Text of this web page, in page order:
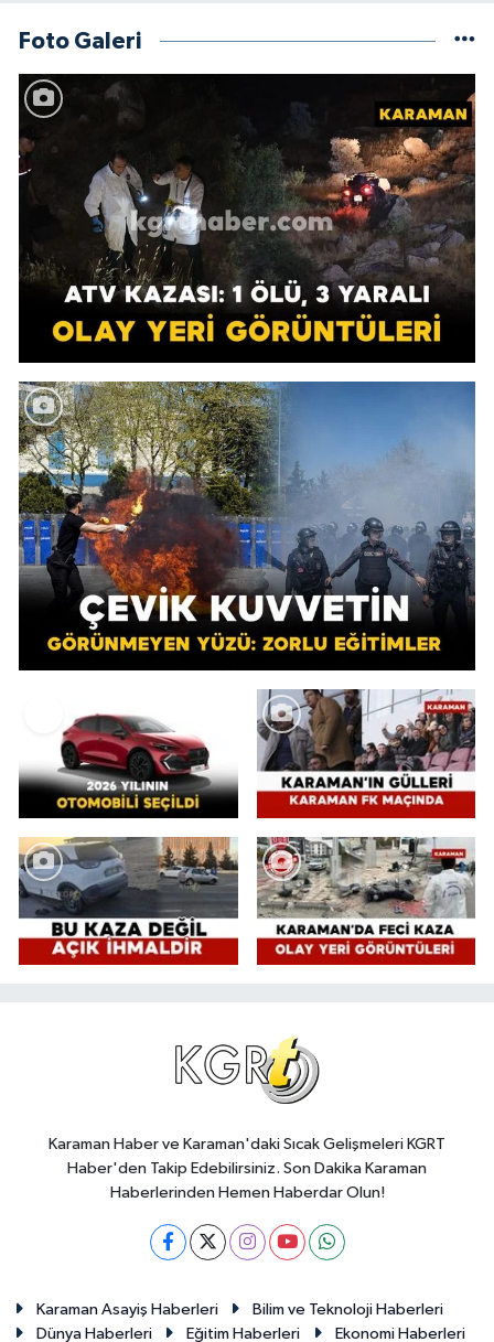
Foto Galeri
Karaman Haber ve Karaman'daki Sıcak Gelişmeleri KGRT
Haber'den Takip Edebilirsiniz. Son Dakika Karaman
Haberlerinden Hemen Haberdar Olun!
Karaman Asayiş Haberleri
Bilim ve Teknoloji Haberleri
Dünya Haberleri
Eğitim Haberleri Ekonomi Haberleri